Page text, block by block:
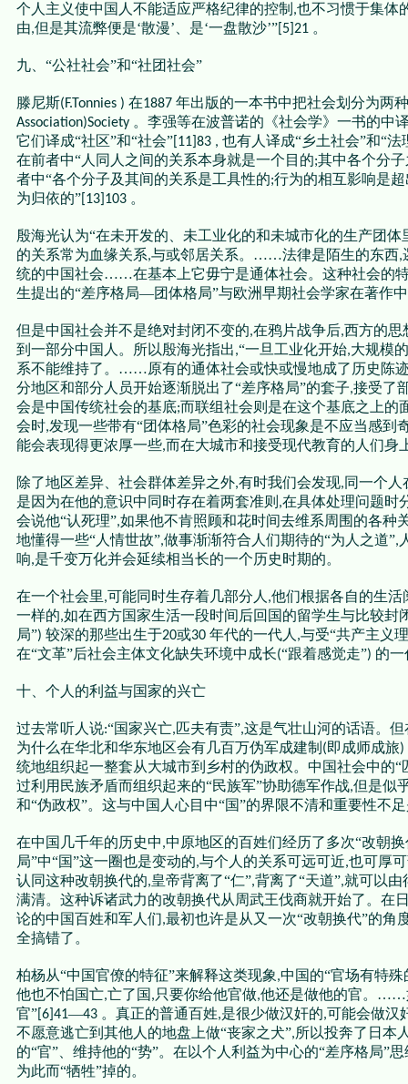
个人主义使中国人不能适应严格纪律的控制 ,也不习惯于集体
由,但是其流弊便是‘散漫’、是‘一盘散沙’”[5]21 。
九、“公社社会”和“社团社会”
滕尼斯(F.Tonnies ) 在1887 年出版的一本书中把社会划分为两
Association)Society 。李强等在波普诺的《社会学》一书的中
它们译成“社区”和“社会”[11]83 , 也有人译成“乡土社会”和“法
在前者中“人同人之间的关系本身就是一个目的;其中各个分
者中“各个分子及其间的关系是工具性的;行为的相互影响是
为归依的”[13]103 。
殷海光认为“在未开发的、未工业化的和未城市化的生产团体
的关系常为血缘关系,与或邻居关系。……法律是陌生的东西,
统的中国社会……在基本上它毋宁是通体社会。这种社会的
生提出的“差序格局—团体格局”与欧洲早期社会学家在著作
但是中国社会并不是绝对封闭不变的,在鸦片战争后,西方的思
到一部分中国人。所以殷海光指出,“一旦工业化开始,大规模
系不能维持了。……原有的通体社会或快或慢地成了历史陈
分地区和部分人员开始逐渐脱出了“差序格局”的套子,接受了
会是中国传统社会的基底;而联组社会则是在这个基底之上的
会时,发现一些带有“团体格局”色彩的社会现象是不应当感
能会表现得更浓厚一些,而在大城市和接受现代教育的人们身
除了地区差异、社会群体差异之外,有时我们会发现,同一个人
是因为在他的意识中同时存在着两套准则 ,在具体处理问题时
会说他“认死理”,如果他不肯照顾和花时间去维系周围的各种
地懂得一些“人情世故”,做事渐渐符合人们期待的“为人之道”,
响,是千变万化并会延续相当长的一个历史时期的。
在一个社会里,可能同时生存着几部分人 ,他们根据各自的生活
一样的,如在西方国家生活一段时间后回国的留学生与比较封
局”) 较深的那些出生于20或30 年代的一代人 ,与受“共产主义
在“文革”后社会主体文化缺失环境中成长(“跟着感觉走”) 的一
十、个人的利益与国家的兴亡
过去常听人说:“国家兴亡,匹夫有责”,这是气壮山河的话语。
为什么在华北和华东地区会有几百万伪军成建制 (即成师成旅)
统地组织起一整套从大城市到乡村的伪政权。中国社会中的“
过利用民族矛盾而组织起来的“民族军”协助德军作战,但是似
和“伪政权”。这与中国人心目中“国”的界限不清和重要性不
在中国几千年的历史中,中原地区的百姓们经历了多次“改朝换
局”中“国”这一圈也是变动的,与个人的关系可远可近,也可厚
认同这种改朝换代的,皇帝背离了“仁”,背离了“天道”,就可以由
满清。这种诉诸武力的改朝换代从周武王伐商就开始了。在
论的中国百姓和军人们,最初也许是从又一次“改朝换代”的角
全搞错了。
柏杨从“中国官僚的特征”来解释这类现象,中国的“官场有特
他也不怕国亡,亡了国 ,只要你给他官做,他还是做他的官。……
官”[6]41—43 。真正的普通百姓,是很少做汉奸的,可能会做汉
不愿意逃亡到其他人的地盘上做“丧家之犬”,所以投奔了日本
的“官”、维持他的“势”。在以个人利益为中心的“差序格局”
为此而“牺牲”掉的。